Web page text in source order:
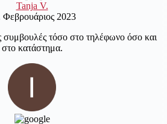
Tanja V.
Φεβρουάριος 2023
συμβουλές τόσο στο τηλέφωνο όσο και
στο κατάστημα.